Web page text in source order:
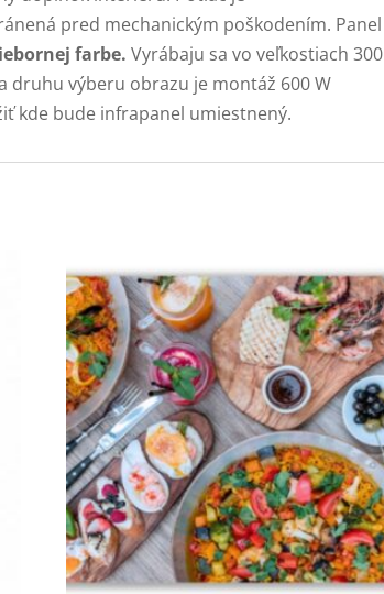
pred mechanickým poškodením. Panel
farbe. Vyrábaju sa vo veľkostiach 300
druhu výberu obrazu je montáž 600 W
kde bude infrapanel umiestnený.